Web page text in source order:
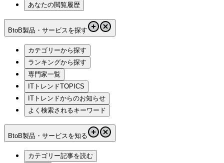
あなたの閲覧履歴
BtoB製品・サービスを探す
カテゴリーから探す
ランキングから探す
専門家一覧
ITトレンドTOPICS
ITトレンドからのお知らせ
よく検索されるキーワード
BtoB製品・サービスを知る
カテゴリー記事を読む